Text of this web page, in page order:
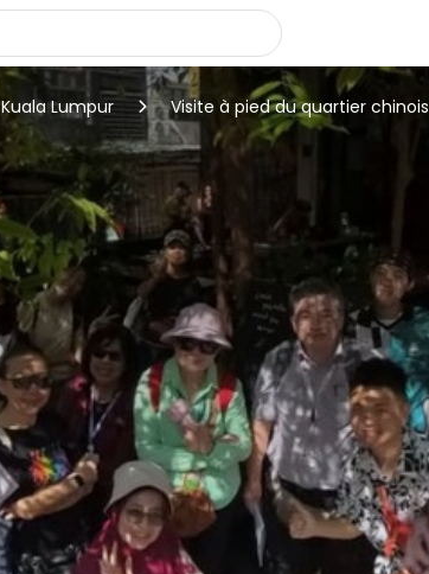
Lumpur Visite à pied du quartier chinois